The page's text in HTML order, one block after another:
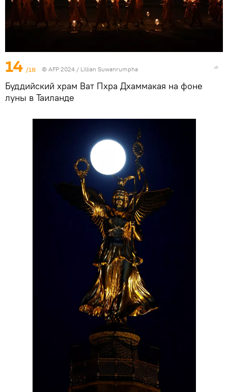
14 /18 © AFP 2024 / Lillian Suwanrumpha
Буддийский храм Ват Пхра Дхаммакая на фоне
луны в Таиланде